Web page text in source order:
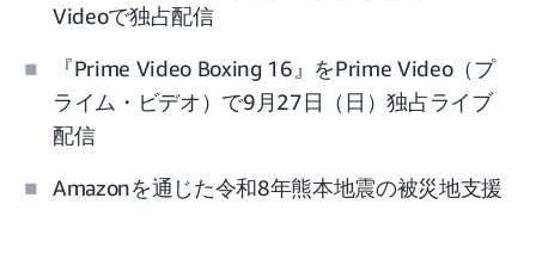
Videoで独占配信
『Prime Video Boxing 16』をPrime Video（プ
ライム・ビデオ）で9月27日（日）独占ライブ
配信
Amazonを通じた令和8年熊本地震の被災地支援